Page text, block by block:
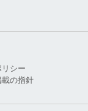
シー
の指針